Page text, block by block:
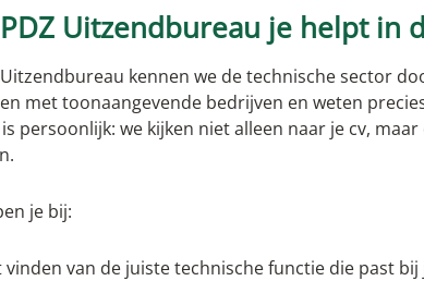
Uitzendbureau je helpt in
Uitzendbureau kennen we de technische sector
met toonaangevende bedrijven en weten
persoonlijk: we kijken niet alleen naar je cv,
je bij:
vinden van de juiste technische functie die past